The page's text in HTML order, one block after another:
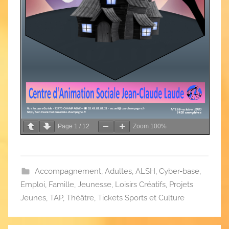
Page 1 / 12 Zoom 100%
Accompagnement, Adultes, ALSH, Cyber-base,
Emploi, Famille, Jeunesse, Loisirs Créatifs, Projets
Jeunes, TAP, Théâtre, Tickets Sports et Culture